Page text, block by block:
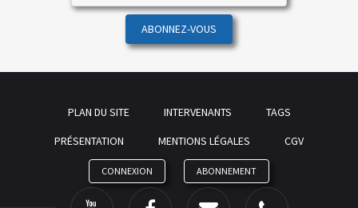
ABONNEZ-VOUS
PLAN DU SITE INTERVENANTS
TAGS
PRÉSENTATION
MENTIONS LÉGALES CGV
CONNEXION ABONNEMENT